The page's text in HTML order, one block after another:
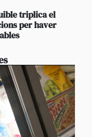
triplica el
per haver